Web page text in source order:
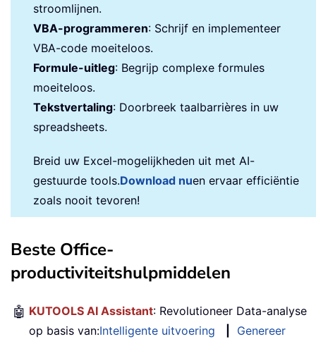
stroomlijnen.
VBA-programmeren: Schrijf en implementeer
VBA-code moeiteloos.
Formule-uitleg: Begrijp complexe formules
moeiteloos.
Tekstvertaling: Doorbreek taalbarrières in uw
spreadsheets.
Breid uw Excel-mogelijkheden uit met AI-
gestuurde tools.Download nuen ervaar efficiëntie
zoals nooit tevoren!
Beste Office-
productiviteitshulpmiddelen
🤖 KUTOOLS AI Assistant: Revolutioneer Data-analyse
op basis van:Intelligente uitvoering
Genereer